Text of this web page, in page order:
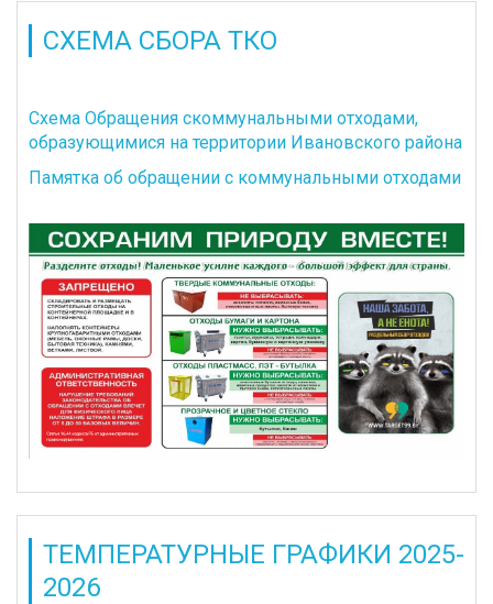
СХЕМА СБОРА ТКО
Схема Обращения скоммунальными отходами,
образующимися на территории Ивановского района
Памятка об обращении с коммунальными отходами
ТЕМПЕРАТУРНЫЕ ГРАФИКИ 2025-
2026